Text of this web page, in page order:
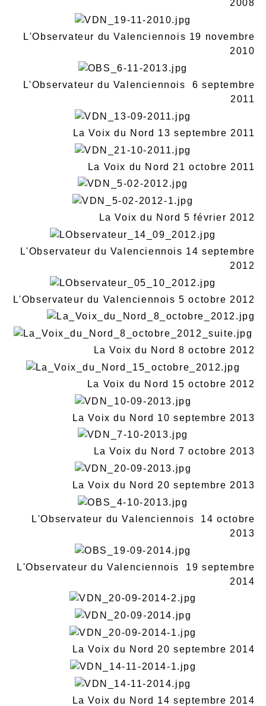
2008
L'Observateur du Valenciennois 19 novembre
2010
L'Observateur du Valenciennois 6 septembre
2011
La Voix du Nord 13 septembre 2011
La Voix du Nord 21 octobre 2011
La Voix du Nord 5 février 2012
L'Observateur du Valenciennois 14 septembre
2012
L'Observateur du Valenciennois 5 octobre 2012
La Voix du Nord 8 octobre 2012
La Voix du Nord 15 octobre 2012
La Voix du Nord 10 septembre 2013
La Voix du Nord 7 octobre 2013
La Voix du Nord 20 septembre 2013
L'Observateur du Valenciennois 14 octobre
2013
L'Observateur du Valenciennois 19 septembre
2014
La Voix du Nord 20 septembre 2014
La Voix du Nord 14 septembre 2014